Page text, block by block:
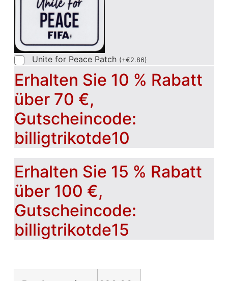
Unite for Peace Patch (+€2.86)
Erhalten Sie 10 % Rabatt
über 70 €,
Gutscheincode:
billigtrikotde10
Erhalten Sie 15 % Rabatt
über 100 €,
Gutscheincode:
billigtrikotde15